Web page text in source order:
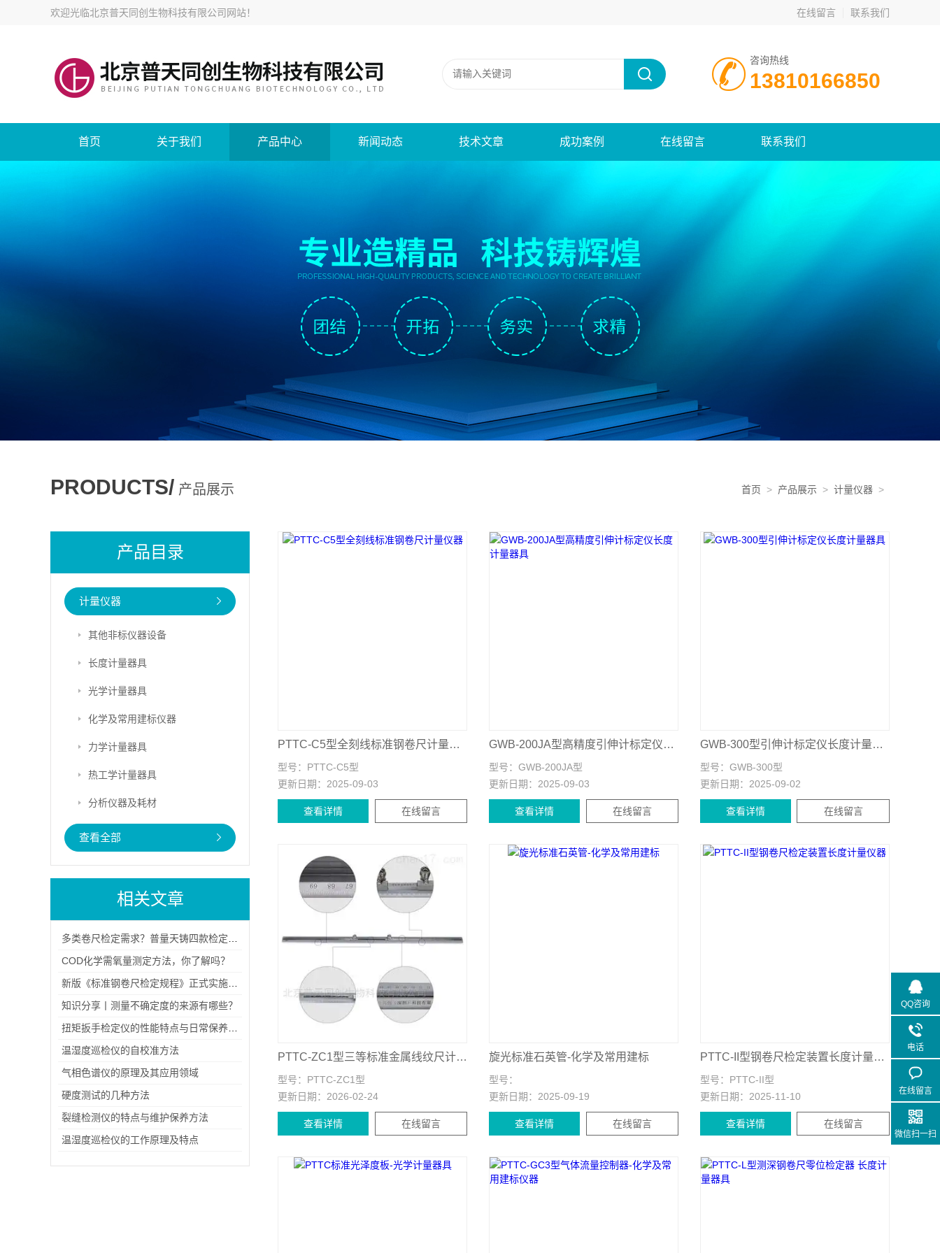
欢迎光临北京普天同创生物科技有限公司网站！ 在线留言 联系我们
咨询热线
13810166850
首页 关于我们 产品中心 新闻动态 技术文章 成功案例 在线留言 联系我们
PRODUCTS/ 产品展示 首页 > 产品展示 > 计量仪器 >
产品目录
计量仪器
其他非标仪器设备
长度计量器具
光学计量器具
化学及常用建标仪器
力学计量器具
热工学计量器具
分析仪器及耗材
查看全部
相关文章
COD化学需氧量测定方法，你了解吗？
知识分享丨测量不确定度的来源有哪些？
温湿度巡检仪的自校准方法
气相色谱仪的原理及其应用领域
硬度测试的几种方法
裂缝检测仪的特点与维护保养方法
温湿度巡检仪的工作原理及特点
PTTC-C5型全刻线标准钢卷尺计量仪器
型号： PTTC-C5型
更新日期： 2025-09-03
查看详情 在线留言
GWB-200JA型高精度引伸计标定仪长度计量器具
型号： GWB-200JA型
更新日期： 2025-09-03
查看详情 在线留言
GWB-300型引伸计标定仪长度计量器具
型号： GWB-300型
更新日期： 2025-09-02
查看详情 在线留言
PTTC-ZC1型三等标准金属线纹尺计量仪器
型号： PTTC-ZC1型
更新日期： 2026-02-24
查看详情 在线留言
旋光标准石英管-化学及常用建标
型号：
更新日期： 2025-09-19
查看详情 在线留言
PTTC-II型钢卷尺检定装置长度计量仪器
型号： PTTC-II型
更新日期： 2025-11-10
查看详情 在线留言
QQ咨询
电话
在线留言
微信扫一扫